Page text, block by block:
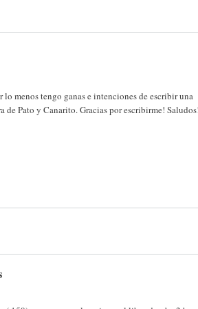
lo menos tengo ganas e intenciones de escribir una
de Pato y Canarito. Gracias por escribirme!